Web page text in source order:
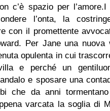
c’è spazio per l’amore.I
l’onta, la
con il promettente
Per Jane una
opulenta in cui
e perché un
e sposare una
che da anni
varcata la soglia di